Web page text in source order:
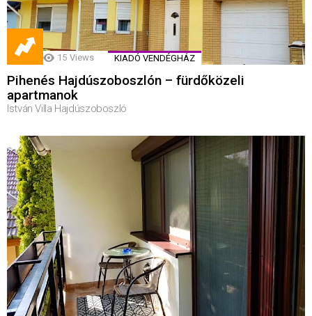
15 Views KIADÓ VENDÉGHÁZ
Pihenés Hajdúszoboszlón – fürdőközeli
apartmanok
István Villa Hajdúszoboszló